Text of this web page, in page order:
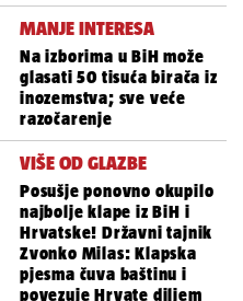
MANJE INTERESA
Na izborima u BiH može
glasati 50 tisuća birača iz
inozemstva; sve veće
razočarenje
VIŠE OD GLAZBE
Posušje ponovno okupilo
najbolje klape iz BiH i
Hrvatske! Državni tajnik
Zvonko Milas: Klapska
pjesma čuva baštinu i
povezuje Hrvate diljem